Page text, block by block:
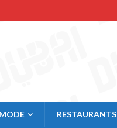
MODE RESTAURANTS